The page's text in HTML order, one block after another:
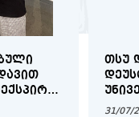
ᲗᲡᲣ
31/07/
სტუდენტური
მათემატიკისა